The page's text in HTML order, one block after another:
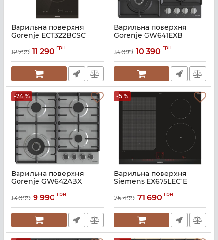
Варильна поверхня
Gorenje ECT322BCSC
12 299 11 290 грн
Варильна поверхня
Gorenje GW641EXB
13 099 10 390 грн
-24 %
Варильна поверхня
Gorenje GW642ABX
13 099 9 990 грн
-5 %
Варильна поверхня
Siemens EX675LEC1E
75 499 71 690 грн